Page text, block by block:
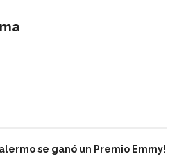
se ganó un Premio Emmy!